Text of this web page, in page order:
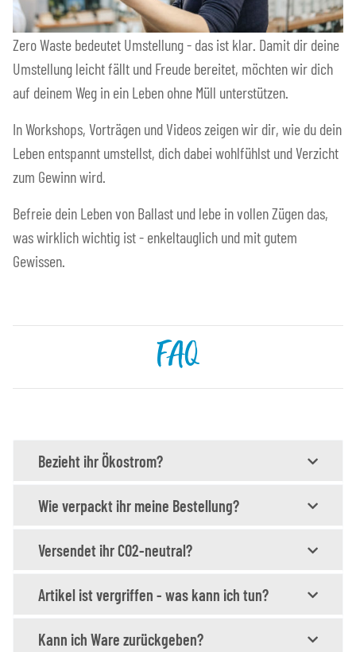
Zero Waste bedeutet Umstellung - das ist klar. Damit dir deine
Umstellung leicht fällt und Freude bereitet, möchten wir dich
auf deinem Weg in ein Leben ohne Müll unterstützen.
In Workshops, Vorträgen und Videos zeigen wir dir, wie du dein
Leben entspannt umstellst, dich dabei wohlfühlst und Verzicht
zum Gewinn wird.
Befreie dein Leben von Ballast und lebe in vollen Zügen das,
was wirklich wichtig ist - enkeltauglich und mit gutem
Gewissen.
FAQ
Bezieht ihr Ökostrom?
Wie verpackt ihr meine Bestellung?
Versendet ihr CO2-neutral?
Artikel ist vergriffen - was kann ich tun?
Kann ich Ware zurückgeben?